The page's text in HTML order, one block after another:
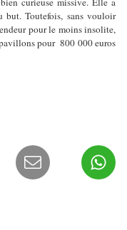
but. Toutefois, sans vouloir
pour le moins insolite,
pour 800 000 euros